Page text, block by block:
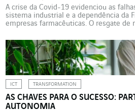
A crise da Covid-19 evidenciou as
sistema industrial e a dependência da
empresas farmacêuticas. O resgate de
dia 13 de junho de 2023, o Presidente
Emmanuel Macron, anunciou que as
ICT TRANSFORMATION
AS CHAVES PARA O SUCESSO:
AUTONOMIA